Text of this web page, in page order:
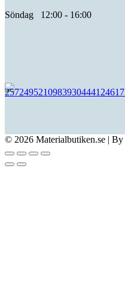
Söndag 12:00 - 16:00
© 2026 Materialbutiken.se | By